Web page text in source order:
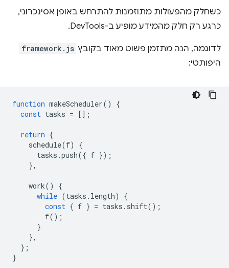
כשחלק מהפעולות מתוזמנות להתרחש באופן אסינכרוני,
כרגע רק חלק מהמידע מופיע ב-DevTools.
לדוגמה, הנה מתזמן פשוט מאוד בקובץ framework.js
היפותטי:
function makeScheduler()
{
const tasks = [];
return {
schedule(f)
{
tasks .push({ f });
},
work()
{
while (tasks . length)
{
const { f } = tasks . shift();
f();
}
},
};
}